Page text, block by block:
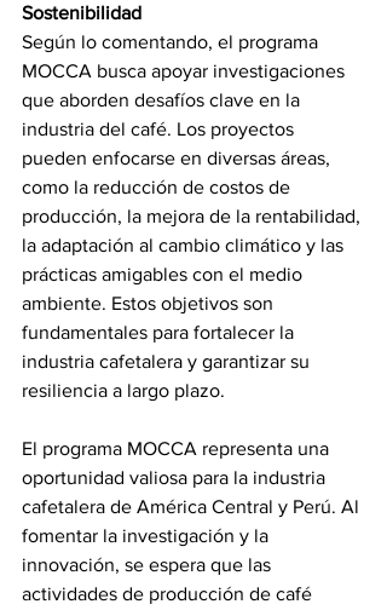
Sostenibilidad
Según lo comentando, el programa
MOCCA busca apoyar investigaciones
que aborden desafíos clave en la
industria del café. Los proyectos
pueden enfocarse en diversas áreas,
como la reducción de costos de
producción, la mejora de la rentabilidad,
la adaptación al cambio climático y las
prácticas amigables con el medio
ambiente. Estos objetivos son
fundamentales para fortalecer la
industria cafetalera y garantizar su
resiliencia a largo plazo.
El programa MOCCA representa una
oportunidad valiosa para la industria
cafetalera de América Central y Perú. Al
fomentar la investigación y la
innovación, se espera que las
actividades de producción de café